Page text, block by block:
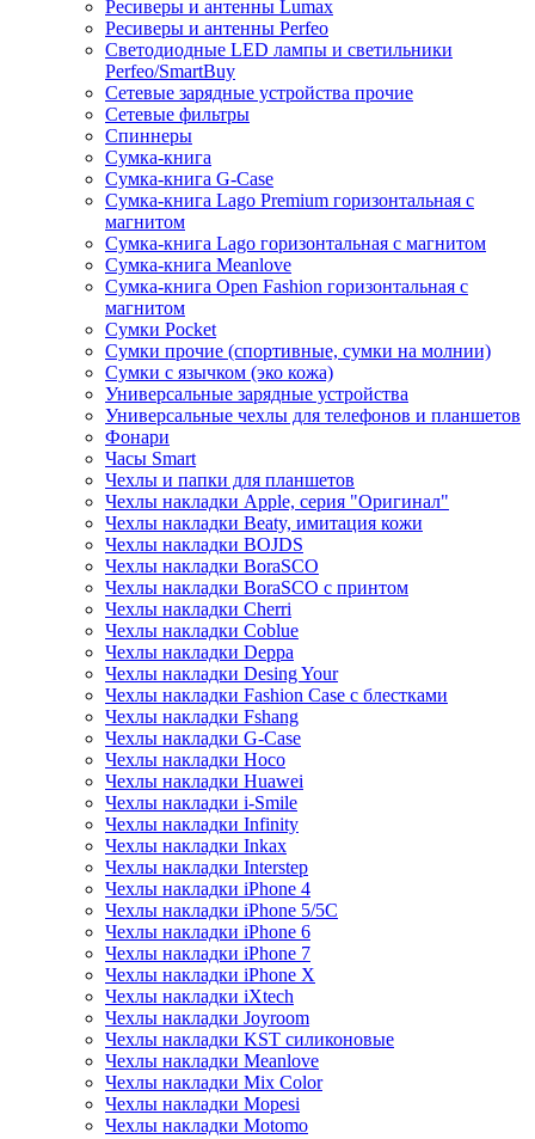
Ресиверы и антенны Lumax
Ресиверы и антенны Perfeo
Светодиодные LED лампы и светильники
Perfeo/SmartBuy
Сетевые зарядные устройства прочие
Сетевые фильтры
Спиннеры
Сумка-книга
Сумка-книга G-Case
Сумка-книга Lago Premium горизонтальная с
магнитом
Сумка-книга Lago горизонтальная с магнитом
Сумка-книга Meanlove
Сумка-книга Open Fashion горизонтальная с
магнитом
Сумки Pocket
Сумки прочие (спортивные, сумки на молнии)
Сумки с язычком (эко кожа)
Универсальные зарядные устройства
Универсальные чехлы для телефонов и планшетов
Фонари
Часы Smart
Чехлы и папки для планшетов
Чехлы накладки Apple, серия "Оригинал"
Чехлы накладки Beaty, имитация кожи
Чехлы накладки BOJDS
Чехлы накладки BoraSCO
Чехлы накладки BoraSCO с принтом
Чехлы накладки Cherri
Чехлы накладки Coblue
Чехлы накладки Deppa
Чехлы накладки Desing Your
Чехлы накладки Fashion Case с блестками
Чехлы накладки Fshang
Чехлы накладки G-Case
Чехлы накладки Hoco
Чехлы накладки Huawei
Чехлы накладки i-Smile
Чехлы накладки Infinity
Чехлы накладки Inkax
Чехлы накладки Interstep
Чехлы накладки iPhone 4
Чехлы накладки iPhone 5/5С
Чехлы накладки iPhone 6
Чехлы накладки iPhone 7
Чехлы накладки iPhone X
Чехлы накладки iXtech
Чехлы накладки Joyroom
Чехлы накладки KST силиконовые
Чехлы накладки Meanlove
Чехлы накладки Mix Color
Чехлы накладки Mopesi
Чехлы накладки Motomo